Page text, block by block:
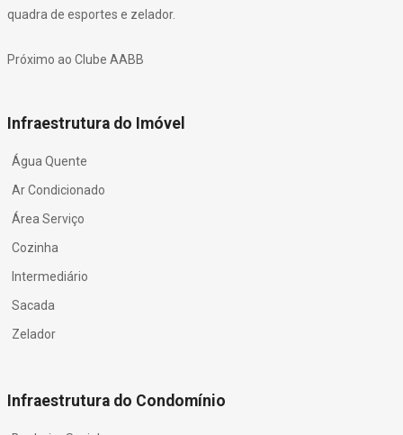
quadra de esportes e zelador.
Próximo ao Clube AABB
Infraestrutura do Imóvel
Água Quente
Ar Condicionado
Área Serviço
Cozinha
Intermediário
Sacada
Zelador
Infraestrutura do Condomínio